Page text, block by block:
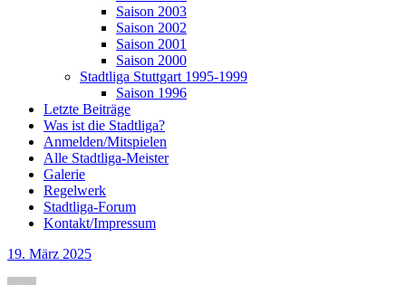
Saison 2003
Saison 2002
Saison 2001
Saison 2000
Stadtliga Stuttgart 1995-1999
Saison 1996
Letzte Beiträge
Was ist die Stadtliga?
Anmelden/Mitspielen
Alle Stadtliga-Meister
Galerie
Regelwerk
Stadtliga-Forum
Kontakt/Impressum
Posted
19. März 2025